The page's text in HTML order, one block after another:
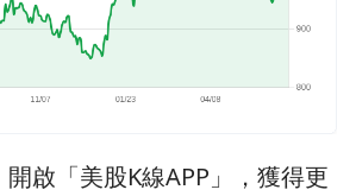
啟「美股K線APP」，獲得更